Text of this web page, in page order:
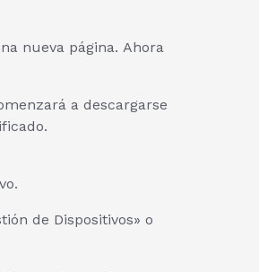
nueva página. Ahora
a descargarse
de Dispositivos» o